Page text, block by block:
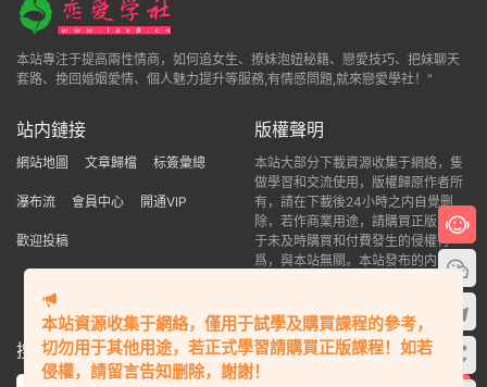
本站專注于提高兩性情商，如何追女生、撩妹泡妞秘籍、戀愛技巧、把妹聊天
套路、挽回婚姻愛情、個人魅力提升等服務,有情感問題,就來戀愛學社！"
站内鏈接
網站地圖 文章歸檔 标簽彙總
瀑布流 會員中心 開通VIP
歡迎投稿
版權聲明
本站大部分下載資源收集于網絡，隻
做學習和交流使用，版權歸原作者所
有，請在下載後24小時之内自覺删
除，若作商業用途，請購買正版，由
于未及時購買和付費發生的侵權行
爲，與本站無關。本站發布的内容若
搜索本站精品資源
本站資源收集于網絡，僅用于試學及購買課程的參考，
切勿用于其他用途，若正式學習請購買正版課程！如若
侵權，請留言告知删除，謝謝！